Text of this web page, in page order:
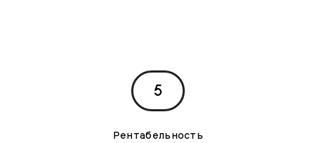
5
Рентабельность